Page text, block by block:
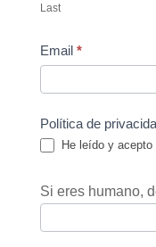
Last
Email *
Política de
He leído y acepto
Si eres humano,